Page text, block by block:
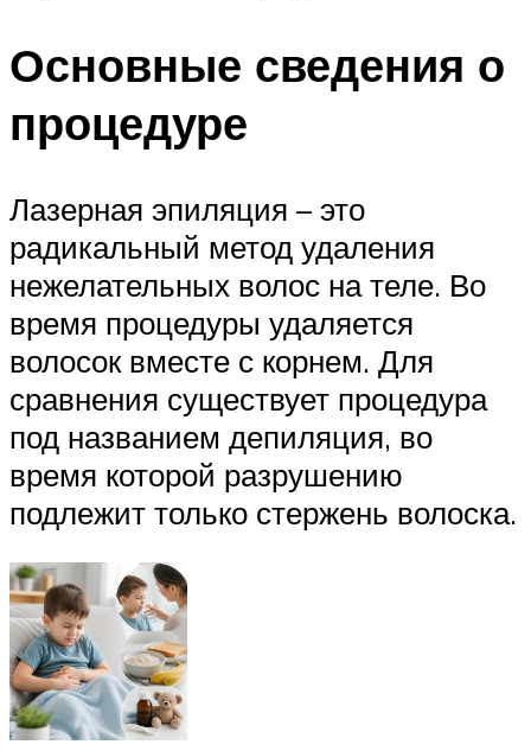
Основные сведения о
процедуре
Лазерная эпиляция – это
радикальный метод удаления
нежелательных волос на теле. Во
время процедуры удаляется
волосок вместе с корнем. Для
сравнения существует процедура
под названием депиляция, во
время которой разрушению
подлежит только стержень волоска.